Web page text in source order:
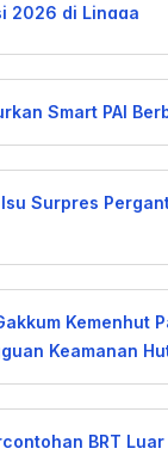
2026 di Lingga
Smart PAI
Surpres
Kemenhut
Keamanan
BRT